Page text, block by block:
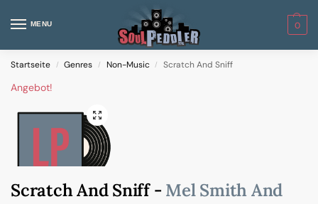
MENU 0
Startseite / Genres / Non-Music / Scratch And Sniff
Angebot!
Scratch And Sniff - Mel Smith And